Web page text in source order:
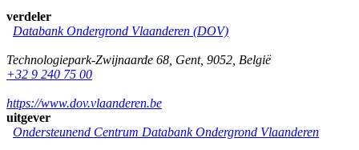
verdeler
Databank Ondergrond Vlaanderen (DOV)
Technologiepark-Zwijnaarde 68 Gent, 9052 België
+32 9 240 75 00
https://www.dov.vlaanderen.be
uitgever
Ondersteunend Centrum Databank Ondergrond Vlaanderen